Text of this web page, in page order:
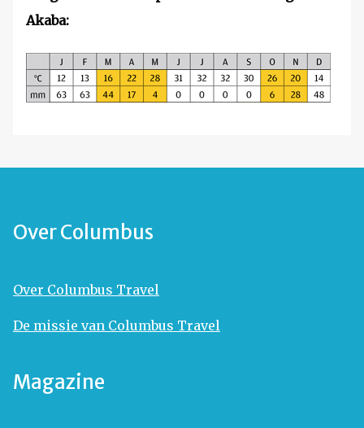
Akaba:
Over Columbus
Over Columbus Travel
De missie van Columbus Travel
Magazine